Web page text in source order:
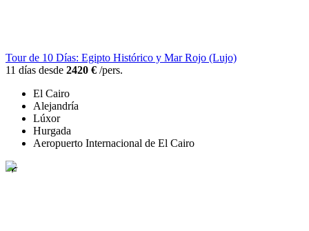
Tour de 10 Días: Egipto Histórico y Mar Rojo (Lujo)
11 días desde 2420 € /pers.
El Cairo
Alejandría
Lúxor
Hurgada
Aeropuerto Internacional de El Cairo